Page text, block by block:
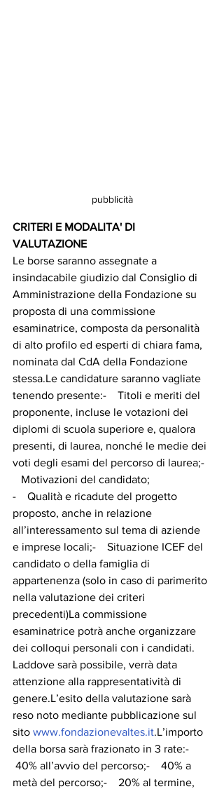
pubblicità
CRITERI E MODALITA' DI
VALUTAZIONE
Le borse saranno assegnate a
insindacabile giudizio dal Consiglio di
Amministrazione della Fondazione su
proposta di una commissione
esaminatrice, composta da personalità
di alto profilo ed esperti di chiara fama,
nominata dal CdA della Fondazione
stessa.Le candidature saranno vagliate
tenendo presente:-    Titoli e meriti del
proponente, incluse le votazioni dei
diplomi di scuola superiore e, qualora
presenti, di laurea, nonché le medie dei
voti degli esami del percorso di laurea;-
Motivazioni del candidato;
-    Qualità e ricadute del progetto
proposto, anche in relazione
all’interessamento sul tema di aziende
e imprese locali;-    Situazione ICEF del
candidato o della famiglia di
appartenenza (solo in caso di parimerito
nella valutazione dei criteri
precedenti)La commissione
esaminatrice potrà anche organizzare
dei colloqui personali con i candidati.
Laddove sarà possibile, verrà data
attenzione alla rappresentatività di
genere.L’esito della valutazione sarà
reso noto mediante pubblicazione sul
sito www.fondazionevaltes.it.L’importo
della borsa sarà frazionato in 3 rate:-
40% all’avvio del percorso;-    40% a
metà del percorso;-    20% al termine,